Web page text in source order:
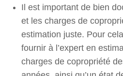
Il est important de bien
et les charges de
estimation juste. Pour
fournir à l’expert en
charges de copropriété